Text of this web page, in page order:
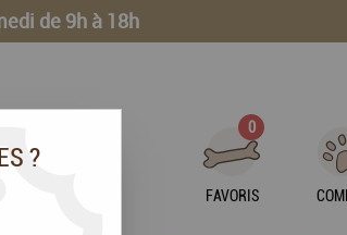
de 9h à 18h
0
FAVORIS
?